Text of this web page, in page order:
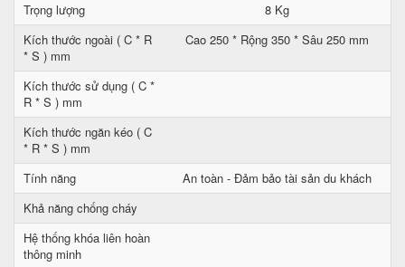
Trọng lượng
8 Kg
Kích thước ngoài ( C * R
* S ) mm
Cao 250 * Rộng 350 * Sâu 250 mm
Kích thước sử dụng ( C *
R * S ) mm
Kích thước ngăn kéo ( C
* R * S ) mm
Tính năng
An toàn - Đảm bảo tài sản du khách
Khả năng chống cháy
Hệ thống khóa liên hoàn
thông minh